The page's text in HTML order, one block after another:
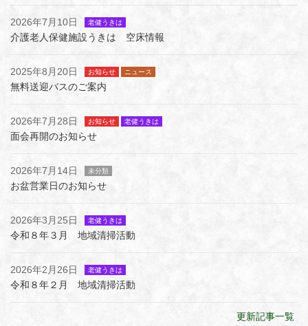
2026年7月10日 老健うきは
介護老人保健施設うきは 空床情報
2025年8月20日 お知らせ ニュース
無料送迎バスのご案内
2026年7月28日 お知らせ 老健うきは
面会再開のお知らせ
2026年7月14日 未分類
お盆営業日のお知らせ
2026年3月25日 老健うきは
令和８年３月 地域清掃活動
2026年2月26日 老健うきは
令和８年２月 地域清掃活動
更新記事一覧